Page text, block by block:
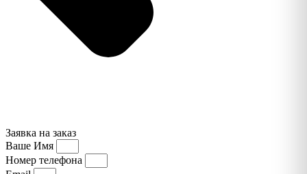
Заявка на заказ
Ваше Имя
Номер телефона